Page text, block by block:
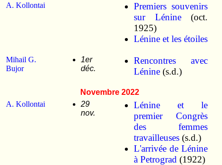
A. Kollontai
Premiers souvenirs
sur Lénine(oct.
1925)
Lénine et les étoiles
Mihail G.
Bujor
1er
déc.
Rencontres avec
Lénine(s.d.)
Novembre 2022
A. Kollontai
29
nov.
Lénine et le
premier Congrès
des femmes
travailleuses(s.d.)
L'arrivée de Lénine
à Petrograd (1922)